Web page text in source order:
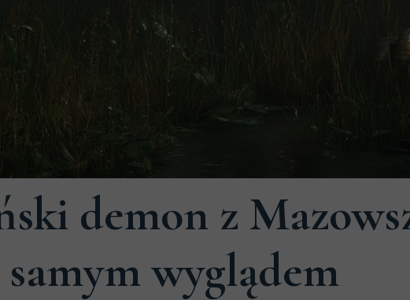
demon z
wyglądem